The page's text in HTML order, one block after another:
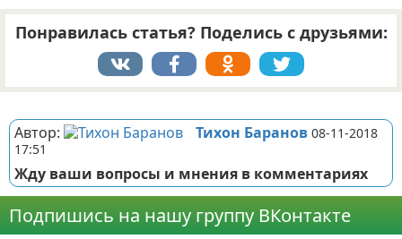
Понравилась статья? Поделись с друзьями:
Автор: Тихон Баранов 08-11-2018
17:51
Жду ваши вопросы и мнения в комментариях
Подпишись на нашу группу ВКонтакте